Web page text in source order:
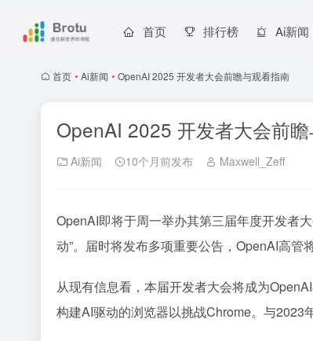
首页 排行榜 Ai新闻
首页 • Ai新闻 • OpenAI 2025 开发者大会前瞻与观看指南
OpenAI 2025 开发者大会前
Ai新闻 10个月前发布 Maxwell_Zeff
OpenAI即将于周一举办其第三届年度开发者
动”。届时将发布多项重要公告，OpenAI高管
从现有信息看，本届开发者大会将成为
构建AI驱动的浏览器以挑战Chrome。与2023